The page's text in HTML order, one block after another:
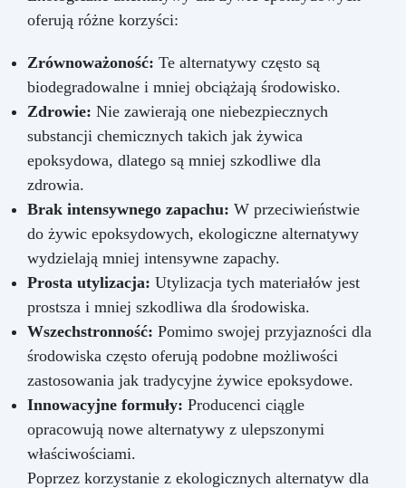
oferują różne korzyści:
Zrównoważoność: Te alternatywy często są
biodegradowalne i mniej obciążają środowisko.
Zdrowie: Nie zawierają one niebezpiecznych
substancji chemicznych takich jak żywica
epoksydowa, dlatego są mniej szkodliwe dla
zdrowia.
Brak intensywnego zapachu: W przeciwieństwie
do żywic epoksydowych, ekologiczne alternatywy
wydzielają mniej intensywne zapachy.
Prosta utylizacja: Utylizacja tych materiałów jest
prostsza i mniej szkodliwa dla środowiska.
Wszechstronność: Pomimo swojej przyjazności dla
środowiska często oferują podobne możliwości
zastosowania jak tradycyjne żywice epoksydowe.
Innowacyjne formuły: Producenci ciągle
opracowują nowe alternatywy z ulepszonymi
właściwościami.
Poprzez korzystanie z ekologicznych alternatyw dla